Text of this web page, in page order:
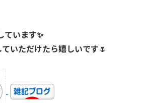
ています✨
いただけたら嬉しいです🌷